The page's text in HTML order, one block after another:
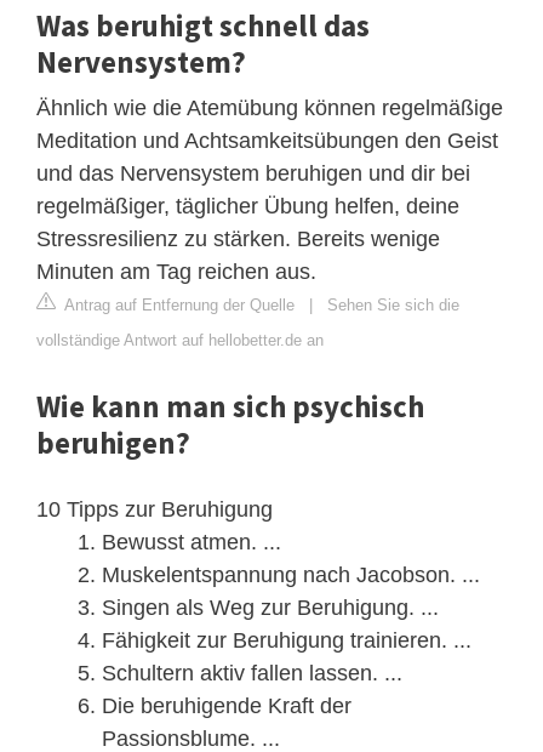
Was beruhigt schnell das
Nervensystem?
Ähnlich wie die Atemübung können regelmäßige
Meditation und Achtsamkeitsübungen den Geist
und das Nervensystem beruhigen und dir bei
regelmäßiger, täglicher Übung helfen, deine
Stressresilienz zu stärken. Bereits wenige
Minuten am Tag reichen aus.
Antrag auf Entfernung der Quelle
Sehen Sie sich die
vollständige Antwort auf hellobetter.de an
Wie kann man sich psychisch
beruhigen?
10 Tipps zur Beruhigung
Bewusst atmen. ...
Muskelentspannung nach Jacobson. ...
Singen als Weg zur Beruhigung. ...
Fähigkeit zur Beruhigung trainieren. ...
Schultern aktiv fallen lassen. ...
Die beruhigende Kraft der
Passionsblume. ...